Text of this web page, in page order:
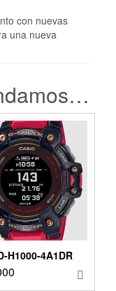
con nuevas
una nueva
H1000-4A1DR